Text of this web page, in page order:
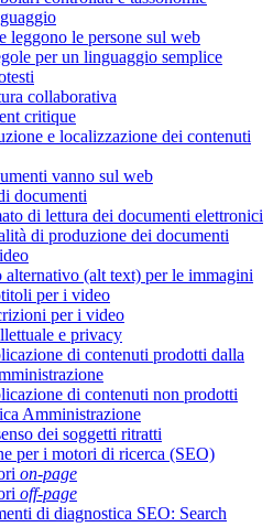
leggono le persone sul web
per un linguaggio semplice
collaborativa
critique
e localizzazione dei contenuti
vanno sul web
documenti
di lettura dei documenti elettronici
di produzione dei documenti
alternativo (alt text) per le immagini
per i video
per i video
e privacy
di contenuti prodotti dalla
di contenuti non prodotti
Amministrazione
dei soggetti ritratti
per i motori di ricerca (SEO)
on-page
off-page
di diagnostica SEO: Search